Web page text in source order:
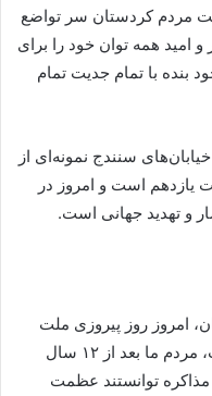
مردم کردستان سر تواضع
امید همه توان خود را برای
بنده با تمام جدیت تمام
سنندج نمونه‌ای از
یازدهم است و امروز در
و تهدید جهانی است.
امروز روز پیروزی ملت
ایران در برابر فشار و تهدید جهانی است، مردم ما بعد از ۱۲ سال
توانستند عظمت